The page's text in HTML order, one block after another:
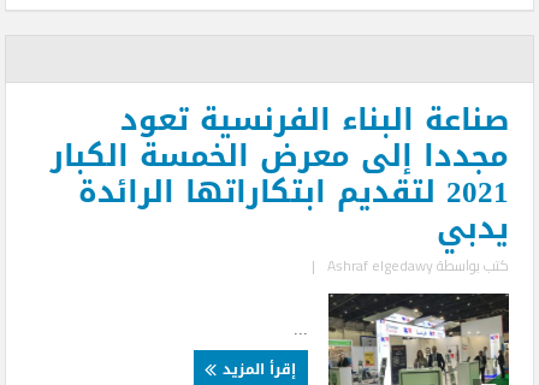
صناعة البناء الفرنسية تعود
مجددا إلى معرض الخمسة الكبار
2021 لتقديم ابتكاراتها الرائدة
يدبي
كتب بواسطةAshraf elgedawy
|
إقرأ المزيد